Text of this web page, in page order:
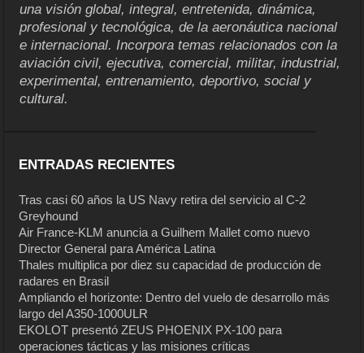
una visión global, integral, entretenida, dinámica,
profesional y tecnológica, de la aeronáutica nacional
e internacional. Incorpora temas relacionados con la
aviación civil, ejecutiva, comercial, militar, industrial,
experimental, entrenamiento, deportivo, social y
cultural.
ENTRADAS RECIENTES
Tras casi 60 años la US Navy retira del servicio al C-2
Greyhound
Air France-KLM anuncia a Guilhem Mallet como nuevo
Director General para América Latina
Thales multiplica por diez su capacidad de producción de
radares en Brasil
Ampliando el horizonte: Dentro del vuelo de desarrollo más
largo del A350-1000ULR
EKOLOT presentó ZEUS PHOENIX PX-100 para
operaciones tácticas y las misiones críticas